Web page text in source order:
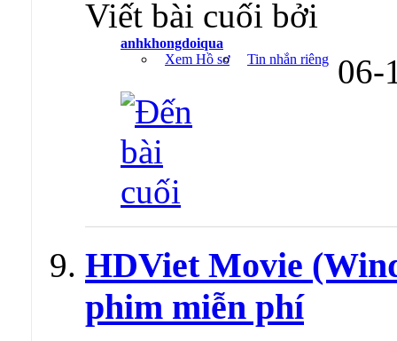
Viết bài cuối bởi
anhkhongdoiqua
Xem Hồ sơ
Tin nhắn riêng 06-
HDViet Movie
phim miễn phí